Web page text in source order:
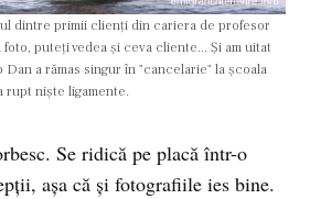
dintre primii clienţi din cariera de profesor
puteţi vedea şi ceva cliente... Şi am uitat
Dan a rămas singur în "cancelarie" la şcoala
rupt nişte ligamente.
Se ridică pe placă într-o
aşa că şi fotografiile ies bine.